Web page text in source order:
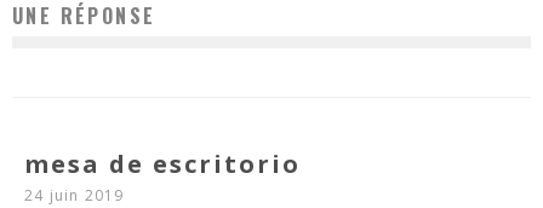
UNE RÉPONSE
mesa de escritorio
24 juin 2019